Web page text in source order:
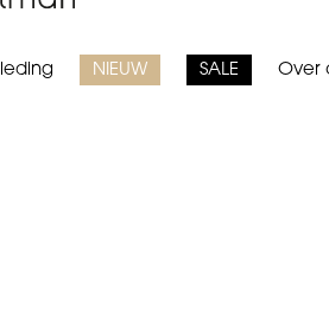
NIEUW SALE Over